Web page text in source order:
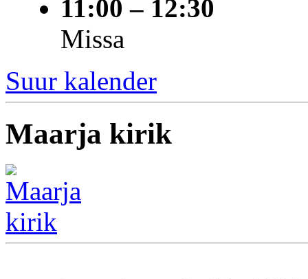
11:00 – 12:30
Missa
Suur kalender
Maarja kirik